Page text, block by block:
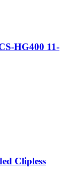
HG400 11-
Clipless